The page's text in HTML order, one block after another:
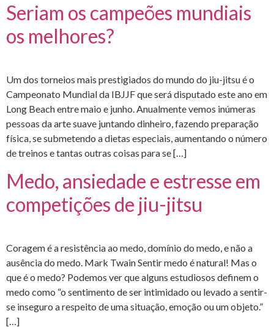
Seriam os campeões mundiais
os melhores?
Um dos torneios mais prestigiados do mundo do jiu-jitsu é o
Campeonato Mundial da IBJJF que será disputado este ano em
Long Beach entre maio e junho. Anualmente vemos inúmeras
pessoas da arte suave juntando dinheiro, fazendo preparação
física, se submetendo a dietas especiais, aumentando o número
de treinos e tantas outras coisas para se […]
Medo, ansiedade e estresse em
competições de jiu-jitsu
Coragem é a resistência ao medo, domínio do medo, e não a
ausência do medo. Mark Twain Sentir medo é natural! Mas o
que é o medo? Podemos ver que alguns estudiosos definem o
medo como “o sentimento de ser intimidado ou levado a sentir-
se inseguro a respeito de uma situação, emoção ou um objeto.”
[…]